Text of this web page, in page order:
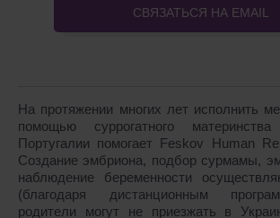
СВЯЗАТЬСЯ НА EMAIL
На протяжении многих лет исполнить
помощью суррогатного
Португалии помогает Feskov Human
Создание эмбриона, подбор сурмамы,
наблюдение беременности
(благодаря дистанционным
родители могут не приезжать в